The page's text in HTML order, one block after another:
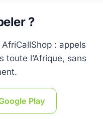
?
: appels
toute l’Afrique, sans
Play